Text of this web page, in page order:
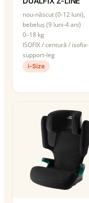
nou-născut (0-12 luni),
bebeluș (9 luni-4 ani)
0–18 kg
ISOFIX / centură / isofix-
support-leg
i-Size